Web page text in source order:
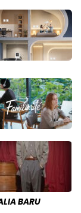
BARU